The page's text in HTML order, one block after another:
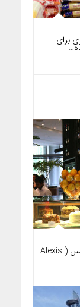
برای
رستوران الکسیس ( Alexis